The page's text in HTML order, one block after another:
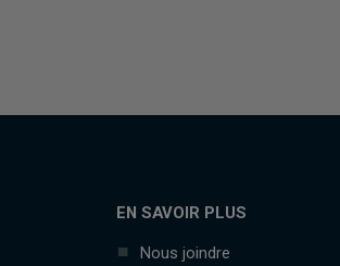
EN SAVOIR PLUS
Nous joindre